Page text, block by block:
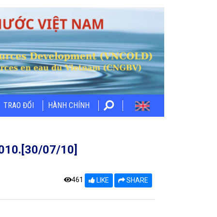
TRAO ĐỔI HÀNH CHÍNH
07/10]
461 LIKE SHARE